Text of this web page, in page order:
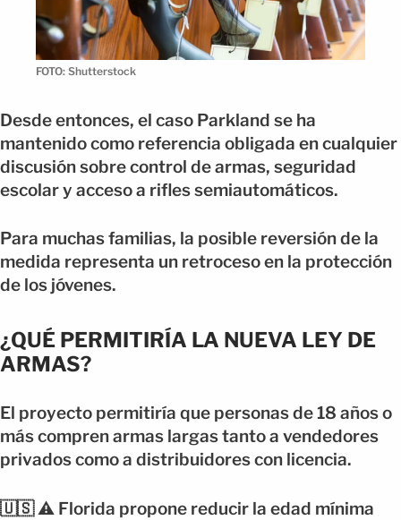
FOTO: Shutterstock
Desde entonces, el caso Parkland se ha
mantenido como referencia obligada en cualquier
discusión sobre control de armas, seguridad
escolar y acceso a rifles semiautomáticos.
Para muchas familias, la posible reversión de la
medida representa un retroceso en la protección
de los jóvenes.
¿QUÉ PERMITIRÍA LA NUEVA LEY DE
ARMAS?
El proyecto permitiría que personas de 18 años o
más compren armas largas tanto a vendedores
privados como a distribuidores con licencia.
🇺🇸 ⚠️ Florida propone reducir la edad mínima